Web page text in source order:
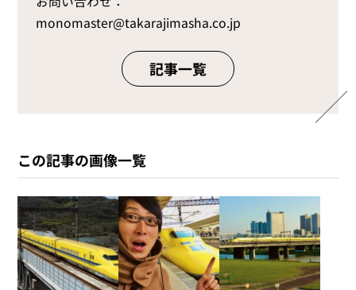
monomaster@takarajimasha.co.jp
記事一覧
この記事の画像一覧